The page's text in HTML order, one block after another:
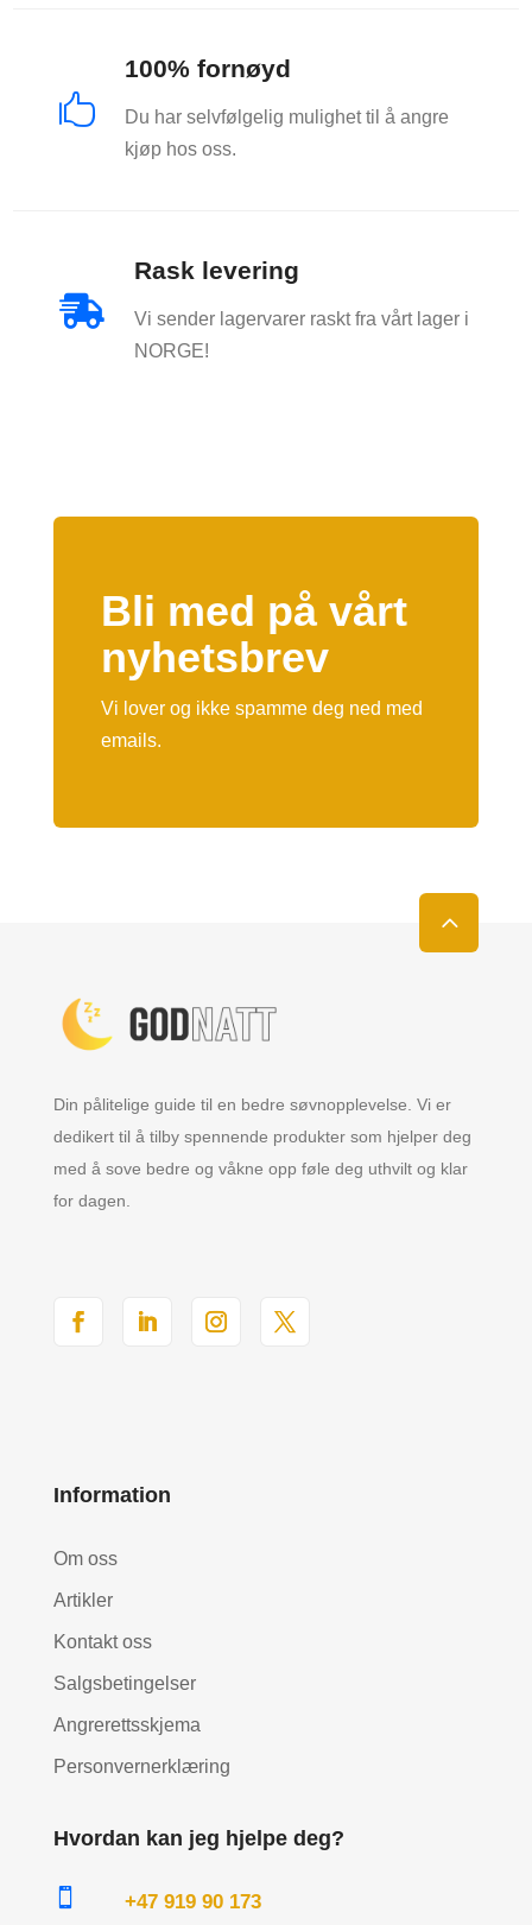

100% fornøyd
Du har selvfølgelig mulighet til å angre
kjøp hos oss.

Rask levering
Vi sender lagervarer raskt fra vårt lager i
NORGE!
Bli med på vårt
nyhetsbrev
Vi lover og ikke spamme deg ned med
emails.
Din pålitelige guide til en bedre søvnopplevelse. Vi er
dedikert til å tilby spennende produkter som hjelper deg
med å sove bedre og våkne opp føle deg uthvilt og klar
for dagen.
Information
Om oss
Artikler
Kontakt oss
Salgsbetingelser
Angrerettsskjema
Personvernerklæring
Hvordan kan jeg hjelpe deg?
 +47 919 90 173